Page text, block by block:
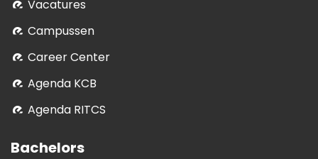
Vacatures
Campussen
Career Center
Agenda KCB
Agenda RITCS
Bachelors